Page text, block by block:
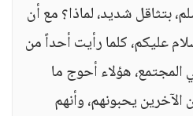
بتثاقل شديد، لماذا؟ مع أن
عليكم، كلما رأيت أحداً من
المجتمع، هؤلاء أحوج ما
يحبونهم، وأنهم